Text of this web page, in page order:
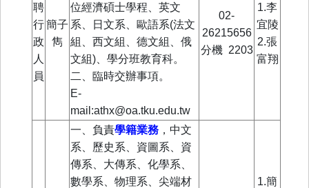
聘
行
政
人
員
簡子
雋
位經濟碩士學程、英文
系、日文系、歐語系(法文
組、西文組、德文組、俄
文組)、學分班教育科。
二、臨時交辦事項。
E-
mail:athx@oa.tku.edu.tw
02-
26215656
分機 2203
1.李
宜陵
2.張
富翔
一、負責學籍業務 ， 中文
系、 歷史系、 資圖系、資
傳系、 大傳系、 化學系、
數學系、物理系、尖端材
1.簡